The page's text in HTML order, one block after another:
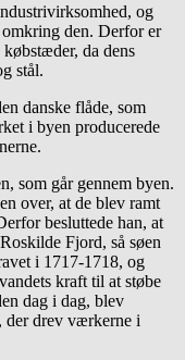
og
den. Derfor er
købstæder, da dens
stål.
danske flåde, som
i byen producerede
som går gennem byen.
over, at de blev ramt
besluttede han, at
Fjord, så søen
i 1717-1718, og
kraft til at støbe
dag i dag, blev
der drev værkerne i